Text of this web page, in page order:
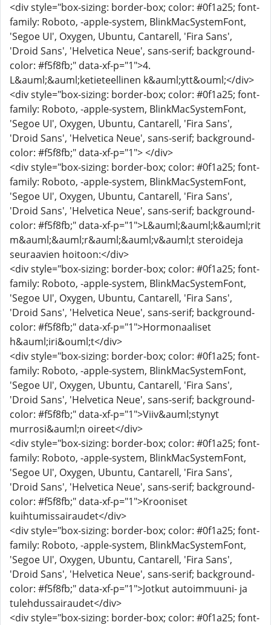
<div style="box-sizing: border-box; color: #0f1a25; font-
family: Roboto, -apple-system, BlinkMacSystemFont,
'Segoe UI', Oxygen, Ubuntu, Cantarell, 'Fira Sans',
'Droid Sans', 'Helvetica Neue', sans-serif; background-
color: #f5f8fb;" data-xf-p="1">4.
L&auml;&auml;ketieteellinen k&auml;ytt&ouml;</div>
<div style="box-sizing: border-box; color: #0f1a25; font-
family: Roboto, -apple-system, BlinkMacSystemFont,
'Segoe UI', Oxygen, Ubuntu, Cantarell, 'Fira Sans',
'Droid Sans', 'Helvetica Neue', sans-serif; background-
color: #f5f8fb;" data-xf-p="1"> </div>
<div style="box-sizing: border-box; color: #0f1a25; font-
family: Roboto, -apple-system, BlinkMacSystemFont,
'Segoe UI', Oxygen, Ubuntu, Cantarell, 'Fira Sans',
'Droid Sans', 'Helvetica Neue', sans-serif; background-
color: #f5f8fb;" data-xf-p="1">L&auml;&auml;k&auml;rit
m&auml;&auml;r&auml;&auml;v&auml;t steroideja
seuraavien hoitoon:</div>
<div style="box-sizing: border-box; color: #0f1a25; font-
family: Roboto, -apple-system, BlinkMacSystemFont,
'Segoe UI', Oxygen, Ubuntu, Cantarell, 'Fira Sans',
'Droid Sans', 'Helvetica Neue', sans-serif; background-
color: #f5f8fb;" data-xf-p="1">Hormonaaliset
h&auml;iri&ouml;t</div>
<div style="box-sizing: border-box; color: #0f1a25; font-
family: Roboto, -apple-system, BlinkMacSystemFont,
'Segoe UI', Oxygen, Ubuntu, Cantarell, 'Fira Sans',
'Droid Sans', 'Helvetica Neue', sans-serif; background-
color: #f5f8fb;" data-xf-p="1">Viiv&auml;stynyt
murrosi&auml;n oireet</div>
<div style="box-sizing: border-box; color: #0f1a25; font-
family: Roboto, -apple-system, BlinkMacSystemFont,
'Segoe UI', Oxygen, Ubuntu, Cantarell, 'Fira Sans',
'Droid Sans', 'Helvetica Neue', sans-serif; background-
color: #f5f8fb;" data-xf-p="1">Krooniset
kuihtumissairaudet</div>
<div style="box-sizing: border-box; color: #0f1a25; font-
family: Roboto, -apple-system, BlinkMacSystemFont,
'Segoe UI', Oxygen, Ubuntu, Cantarell, 'Fira Sans',
'Droid Sans', 'Helvetica Neue', sans-serif; background-
color: #f5f8fb;" data-xf-p="1">Jotkut autoimmuuni- ja
tulehdussairaudet</div>
<div style="box-sizing: border-box; color: #0f1a25; font-